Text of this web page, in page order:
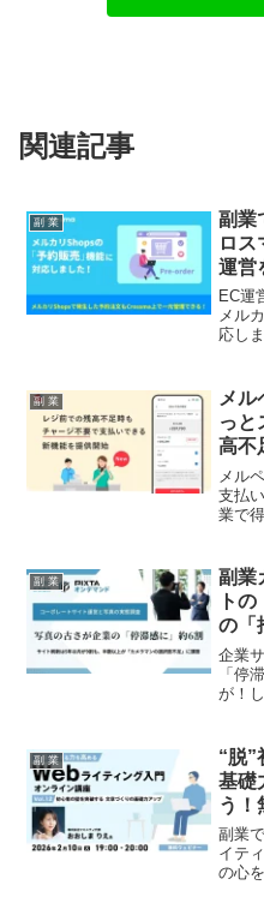
関連記事
副 業
副業
ロス
運営
EC運
メル
応し
軽減
反映
ビジ
副 業
メル
っと
高不
メル
支払
業で
す。
副 業
副業
ト
の「
ス！
企業
「停
が！
マン
繋ぐ
副 業
“脱”
基礎
う！
副業
イテ
の心